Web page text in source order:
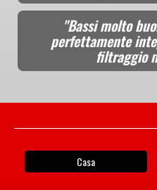
"Bassi molto
perfettamente
filtraggio
Casa